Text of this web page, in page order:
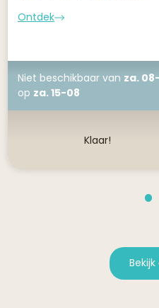
Ontdek
Niet beschikbaar van za.
op za. 15-08
Klaar!